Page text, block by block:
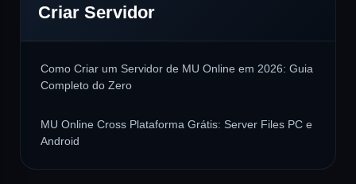
Criar Servidor
Como Criar um Servidor de MU Online em 2026: Guia
Completo do Zero
MU Online Cross Plataforma Grátis: Server Files PC e
Android